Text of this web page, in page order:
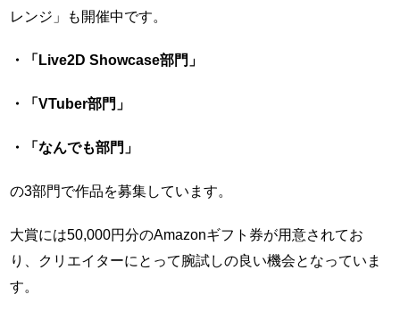
レンジ」も開催中です。
・「Live2D Showcase部門」
・「VTuber部門」
・「なんでも部門」
の3部門で作品を募集しています。
大賞には50,000円分のAmazonギフト券が用意されてお
り、クリエイターにとって腕試しの良い機会となっていま
す。